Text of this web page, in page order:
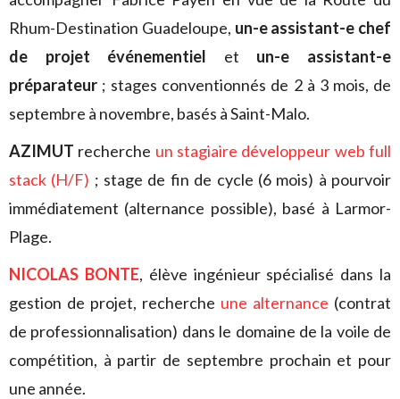
Rhum-Destination Guadeloupe, un-e assistant-e chef
de projet événementiel et un-e assistant-e
préparateur ; stages conventionnés de 2 à 3 mois, de
septembre à novembre, basés à Saint-Malo.
AZIMUT recherche un stagiaire développeur web full
stack (H/F) ; stage de fin de cycle (6 mois) à pourvoir
immédiatement (alternance possible), basé à Larmor-
Plage.
NICOLAS BONTE, élève ingénieur spécialisé dans la
gestion de projet, recherche une alternance (contrat
de professionnalisation) dans le domaine de la voile de
compétition, à partir de septembre prochain et pour
une année.